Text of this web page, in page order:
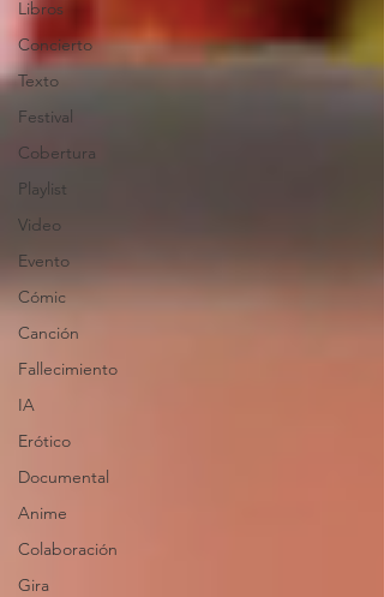
Libros
Concierto
Texto
Festival
Cobertura
Playlist
Video
Evento
Cómic
Canción
Fallecimiento
IA
Erótico
Documental
Anime
Colaboración
Gira